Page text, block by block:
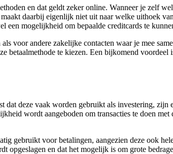
en dat geldt zeker online. Wanneer je zelf
daarbij eigenlijk niet uit naar welke uithoek
mogelijkheid om bepaalde creditcards te
voor andere zakelijke contacten waar je mee
te kiezen. Een bijkomend voordeel
deze vaak worden gebruikt als investering, zijn
wordt aangeboden om transacties te doen
gebruikt voor betalingen, aangezien deze ook
en dat het mogelijk is om grote